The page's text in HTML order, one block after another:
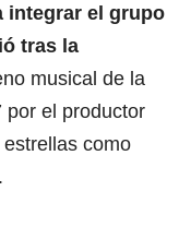
integrar el grupo
tras la
musical de la
por el productor
como